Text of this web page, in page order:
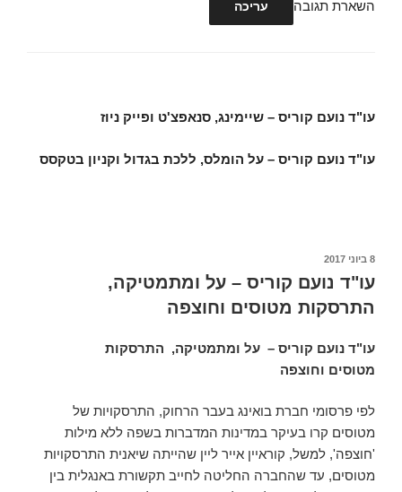
השארת תגובה עריכה
ברשומות
עו"ד נועם קוריס – שיימינג, סנאפצ'ט ופייק ניוז
עו"ד נועם קוריס – על הומלס, ללכת בגדול וקניון בטקסס
פורסם
8 ביוני 2017
עו"ד נועם קוריס – על ומתמטיקה,
התרסקות מטוסים וחוצפה
עו"ד נועם קוריס – על ומתמטיקה, התרסקות
מטוסים וחוצפה
לפי פרסומי חברת בואינג בעבר הרחוק, התרסקויות של
מטוסים קרו בעיקר במדינות המדברות בשפה ללא מילות
'חוצפה', למשל, קוראיין אייר ליין שהייתה שיאנית התרסקויות
מטוסים, עד שהחברה החליטה לחייב תקשורת באנגלית בין